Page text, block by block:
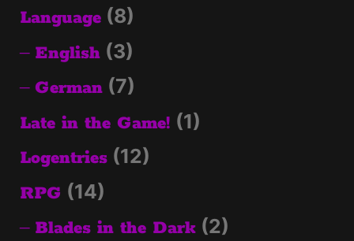
Language (8)
English (3)
German (7)
Late in the Game! (1)
Logentries (12)
RPG (14)
Blades in the Dark (2)